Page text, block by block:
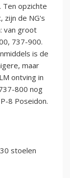
opzichte
zijn de NG's
van groot
737-900.
is de
maar
ontving in
800 nog
8 Poseidon.
stoelen